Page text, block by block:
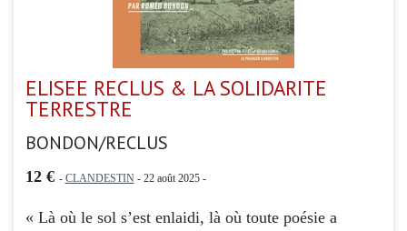
ELISEE RECLUS & LA SOLIDARITE
TERRESTRE
BONDON/RECLUS
12 € - CLANDESTIN- 22 août 2025 -
« Là où le sol s’est enlaidi, là où toute poésie a